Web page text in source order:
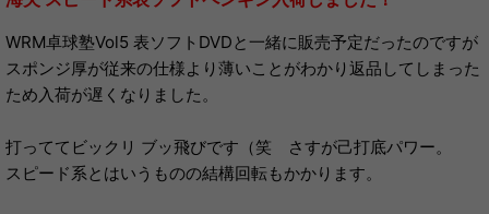
WRM卓球塾Vol5 表ソフトDVDと一緒に販売予定だったのですが
スポンジ厚が従来の仕様より薄いことがわかり返品してしまった
ため入荷が遅くなりました。
打っててビックリ ブッ飛びです（笑 さすが己打底パワー。
スピード系とはいうものの結構回転もかかります。